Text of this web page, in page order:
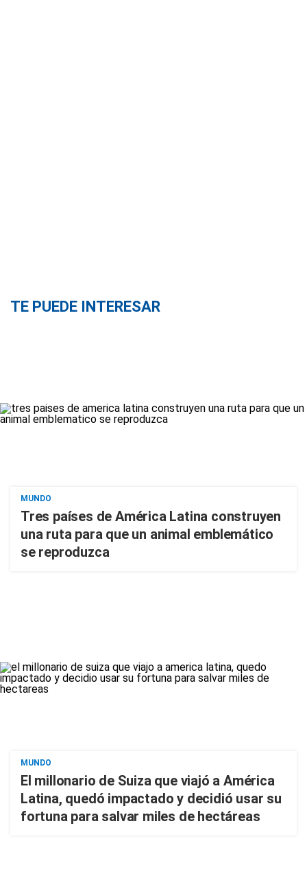
TE PUEDE INTERESAR
MUNDO
Tres países de América Latina construyen
una ruta para que un animal emblemático
se reproduzca
MUNDO
El millonario de Suiza que viajó a América
Latina, quedó impactado y decidió usar su
fortuna para salvar miles de hectáreas